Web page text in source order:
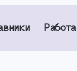
Работа